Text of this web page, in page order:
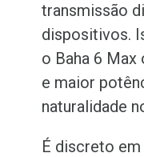
transmissão
dispositivos.
o Baha 6
e maior
naturalidade
É discreto